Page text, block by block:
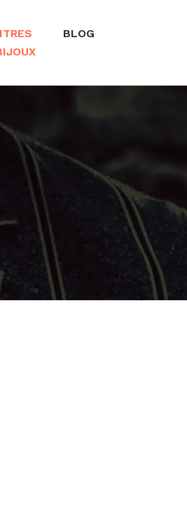
BLOG